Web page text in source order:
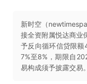
新时空（
接全资附属悦达商业
予反向循环信贷限
7%至8%，期限自
易构成须予披露交易。